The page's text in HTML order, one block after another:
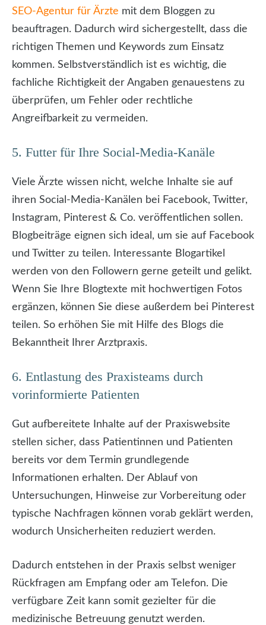
SEO-Agentur für Ärzte mit dem Bloggen zu
beauftragen. Dadurch wird sichergestellt, dass die
richtigen Themen und Keywords zum Einsatz
kommen. Selbstverständlich ist es wichtig, die
fachliche Richtigkeit der Angaben genauestens zu
überprüfen, um Fehler oder rechtliche
Angreifbarkeit zu vermeiden.
5. Futter für Ihre Social-Media-Kanäle
Viele Ärzte wissen nicht, welche Inhalte sie auf
ihren Social-Media-Kanälen bei Facebook, Twitter,
Instagram, Pinterest & Co. veröffentlichen sollen.
Blogbeiträge eignen sich ideal, um sie auf Facebook
und Twitter zu teilen. Interessante Blogartikel
werden von den Followern gerne geteilt und gelikt.
Wenn Sie Ihre Blogtexte mit hochwertigen Fotos
ergänzen, können Sie diese außerdem bei Pinterest
teilen. So erhöhen Sie mit Hilfe des Blogs die
Bekanntheit Ihrer Arztpraxis.
6. Entlastung des Praxisteams durch
vorinformierte Patienten
Gut aufbereitete Inhalte auf der Praxiswebsite
stellen sicher, dass Patientinnen und Patienten
bereits vor dem Termin grundlegende
Informationen erhalten. Der Ablauf von
Untersuchungen, Hinweise zur Vorbereitung oder
typische Nachfragen können vorab geklärt werden,
wodurch Unsicherheiten reduziert werden.
Dadurch entstehen in der Praxis selbst weniger
Rückfragen am Empfang oder am Telefon. Die
verfügbare Zeit kann somit gezielter für die
medizinische Betreuung genutzt werden.